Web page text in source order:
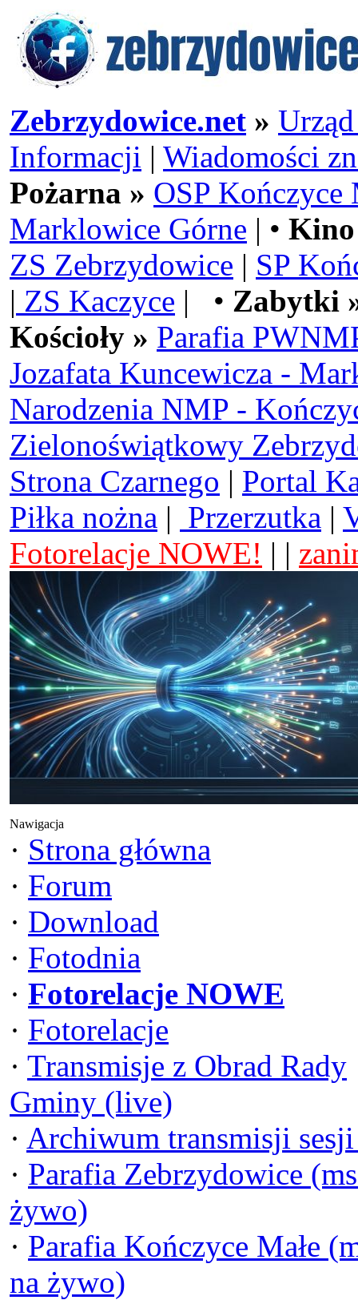
Zebrzydowice.net »
Informacji | Wiadomości
Pożarna » OSP Kończyce
Marklowice Górne | •
ZS Zebrzydowice | SP
| ZS Kaczyce | • Zabytki
Kościoły » Parafia
Jozafata Kuncewicza -
Narodzenia NMP -
Zielonoświątkowy
Strona Czarnego | Portal
Piłka nożna | Przerzutka |
Fotorelacje NOWE! | |
Nawigacja
· Strona główna
· Forum
· Download
· Fotodnia
· Fotorelacje NOWE
· Fotorelacje
· Transmisje z Obrad Rady
Gminy (live)
· Archiwum transmisji
· Parafia Zebrzydowice
żywo)
· Parafia Kończyce Małe
na żywo)